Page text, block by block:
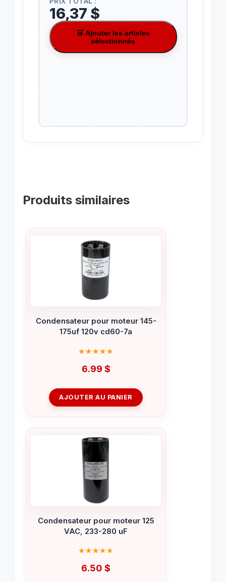
16,37 $
🛒 Ajouter les articles
sélectionnés
Produits similaires
Condensateur pour moteur 145-
175uf 120v cd60-7a
6.99 $
AJOUTER AU PANIER
Condensateur pour moteur 125
VAC, 233-280 uF
6.50 $